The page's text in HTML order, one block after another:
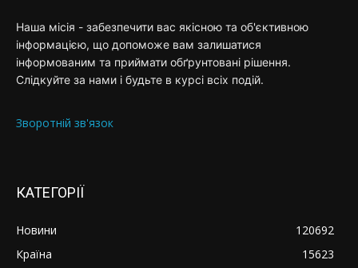
Наша місія - забезпечити вас якісною та об'єктивною
інформацією, що допоможе вам залишатися
інформованим та приймати обґрунтовані рішення.
Слідкуйте за нами і будьте в курсі всіх подій.
Зворотній зв'язок
КАТЕГОРІЇ
Новини
120692
Країна
15623